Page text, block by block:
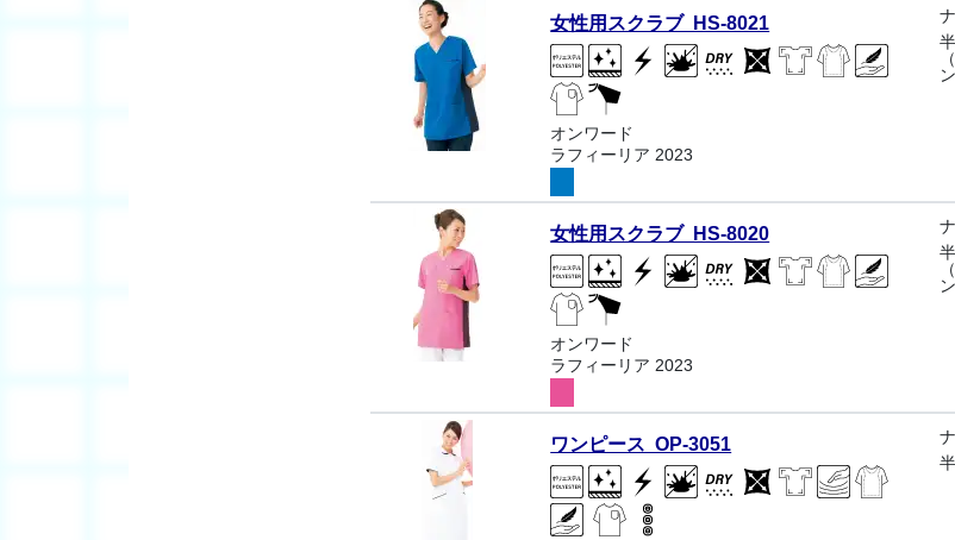
女性用スクラブ HS-8021
オンワード
ラフィーリア 2023
女性用スクラブ HS-8020
オンワード
ラフィーリア 2023
ワンピース OP-3051